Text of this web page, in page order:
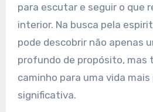
para escutar e seguir o que
interior. Na busca pela
pode descobrir não apenas
profundo de propósito, mas
caminho para uma vida mais
significativa.